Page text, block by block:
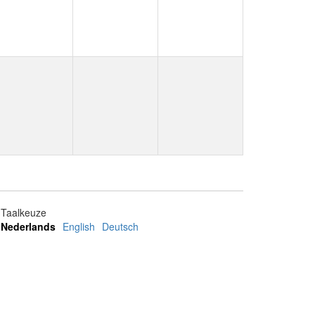
Taalkeuze
Nederlands English Deutsch